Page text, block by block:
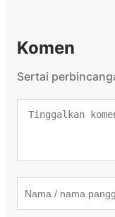
Komen
Sertai